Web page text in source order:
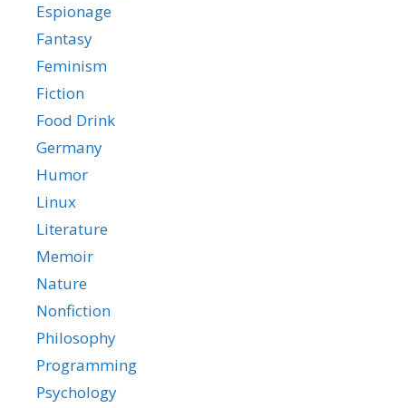
Espionage
Fantasy
Feminism
Fiction
Food Drink
Germany
Humor
Linux
Literature
Memoir
Nature
Nonfiction
Philosophy
Programming
Psychology